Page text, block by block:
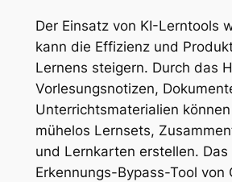
Der Einsatz von KI-Lerntools
kann die Effizienz und
Lernens steigern. Durch das
Vorlesungsnotizen,
Unterrichtsmaterialien
mühelos Lernsets,
und Lernkarten erstellen. Das
Erkennungs-Bypass-Tool von